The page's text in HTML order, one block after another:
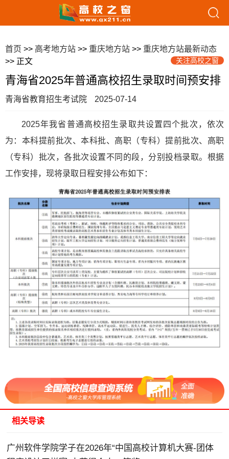
首页 >> 高考地方站 >> 重庆地方站 >> 重庆地方站最新动态
>> 正文
关注高校之窗
青海省2025年普通高校招生录取时间预安排
青海省教育招生考试院 2025-07-14
2025年我省普通高校招生录取共设置四个批次，依次
为：本科提前批次、本科批、高职（专科）提前批次、高职
（专科）批次，各批次设置不同的段，分别投档录取。根据
工作安排，现将录取日程安排公布如下：
相关导读
广州软件学院学子在2026年“中国高校计算机大赛-团体